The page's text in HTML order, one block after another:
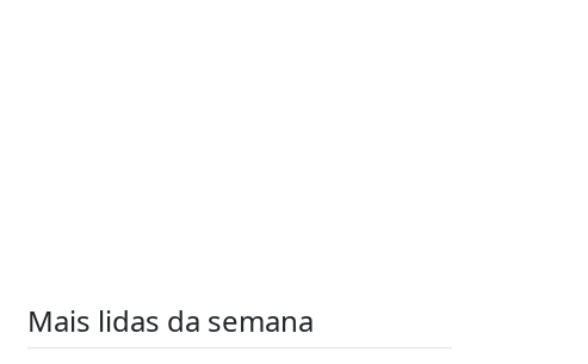
Mais lidas da semana